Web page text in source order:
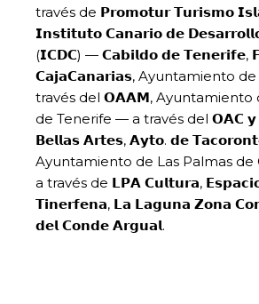
través de 𝗣𝗿𝗼𝗺𝗼𝘁𝘂𝗿 𝗧𝘂𝗿𝗶𝘀𝗺𝗼
𝗜𝗻𝘀𝘁𝗶𝘁𝘂𝘁𝗼 𝗖𝗮𝗻𝗮𝗿𝗶𝗼 𝗱𝗲
(𝗜𝗖𝗗𝗖) — 𝗖𝗮𝗯𝗶𝗹𝗱𝗼 𝗱𝗲 𝗧𝗲𝗻𝗲𝗿𝗶𝗳𝗲,
𝗖𝗮𝗷𝗮𝗖𝗮𝗻𝗮𝗿𝗶𝗮𝘀, Ayuntamiento
través del 𝗢𝗔𝗔𝗠, Ayuntamiento
de Tenerife — a través del 𝗢𝗔𝗖
𝗕𝗲𝗹𝗹𝗮𝘀 𝗔𝗿𝘁𝗲𝘀, 𝗔𝘆𝘁𝗼. 𝗱𝗲
Ayuntamiento de Las Palmas de
a través de 𝗟𝗣𝗔 𝗖𝘂𝗹𝘁𝘂𝗿𝗮,
𝗧𝗶𝗻𝗲𝗿𝗳𝗲𝗻𝗮, 𝗟𝗮 𝗟𝗮𝗴𝘂𝗻𝗮 𝗭𝗼𝗻𝗮
𝗱𝗲𝗹 𝗖𝗼𝗻𝗱𝗲 𝗔𝗿𝗴𝘂𝗮𝗹.